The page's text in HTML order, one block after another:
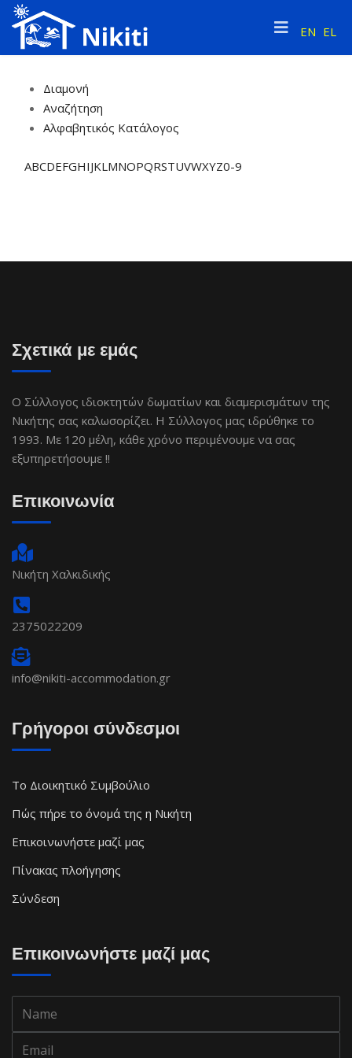
EN EL
Διαμονή
Αναζήτηση
Αλφαβητικός Κατάλογος
ABCDEFGHIJKLMNOPQRSTUVWXYZ0-9
Σχετικά με εμάς
Ο Σύλλογος ιδιοκτητών δωματίων και διαμερισμάτων της
Νικήτης σας καλωσορίζει. Η Σύλλογος μας ιδρύθηκε το
1993. Με 120 μέλη, κάθε χρόνο περιμένουμε να σας
εξυπηρετήσουμε !!
Επικοινωνία
Νικήτη Χαλκιδικής
2375022209
info@nikiti-accommodation.gr
Γρήγοροι σύνδεσμοι
Το Διοικητικό Συμβούλιο
Πώς πήρε το όνομά της η Νικήτη
Επικοινωνήστε μαζί μας
Πίνακας πλοήγησης
Σύνδεση
Επικοινωνήστε μαζί μας